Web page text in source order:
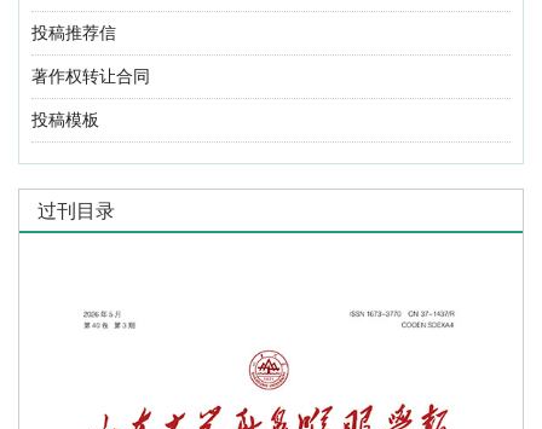
投稿推荐信
著作权转让合同
投稿模板
过刊目录